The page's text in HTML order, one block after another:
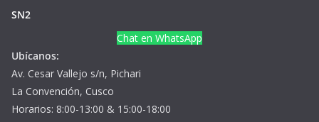
SN2
Chat en WhatsApp
Ubícanos:
Av. Cesar Vallejo s/n, Pichari
La Convención, Cusco
Horarios: 8:00-13:00 & 15:00-18:00